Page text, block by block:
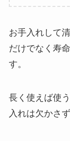
お手入れして
だけでなく寿
す。
長く使えば使
入れは欠かさ